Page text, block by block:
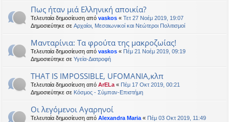
Πως ήταν μιά Ελληνική αποικία?
Τελευταία δημοσίευση από vaskos « Τετ 27 Νοέμ 2019, 19:07
Δημοσιεύτηκε σε Αρχαίοι, Μεσαιωνικοί και Νεώτεροι Πολιτισμοί
Μανταρίνια: Τα φρούτα της μακροζωίας!
Τελευταία δημοσίευση από vaskos « Πέμ 21 Νοέμ 2019, 09:19
Δημοσιεύτηκε σε Υγεία-Διατροφή
THAT IS IMPOSSIBLE, UFOMANIA,κλπ
Τελευταία δημοσίευση από ArELa « Πέμ 17 Οκτ 2019, 00:21
Δημοσιεύτηκε σε Κόσμος - Σύμπαν-Επιστήμη
Οι λεγόμενοι Αγαρηνοί
Τελευταία δημοσίευση από Alexandra Maria « Πέμ 03 Οκτ 2019, 11:49